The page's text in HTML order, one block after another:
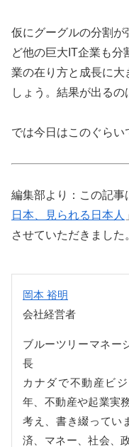
仮にグーグルの分割
ど他の巨大IT企業も分
業の在り方と成長に
しょう。結果が出るの
では今日はこのぐらい
編集部より：この記事
日本、見られる日本人
させていただきました
岡本 裕明
会社経営者
ブルーツリーマネ
長
カナダで不動産ビ
年、不動産や起業実
考え、書き綴ってい
済、マネー、社会、